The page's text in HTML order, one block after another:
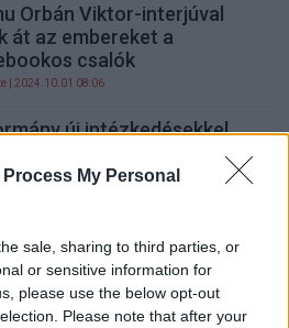
Process My Personal
sale, sharing to third parties, or
or sensitive information for
please use the below opt-out
Please note that after your
Orbán Viktor-interjúval
át az embereket a
csalók
| 2024.10.01 08:06
új intézkedésekkel
| 2024.04.12 20:20
vele készült interjút Elon
| 2024.03.15 06:03